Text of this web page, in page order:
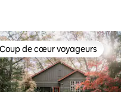
de cœur voyageurs les
Coup de cœur voyageurs